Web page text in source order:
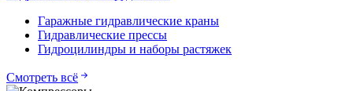
Гаражные гидравлические краны
Гидравлические прессы
Гидроцилиндры и наборы растяжек
Смотреть всё